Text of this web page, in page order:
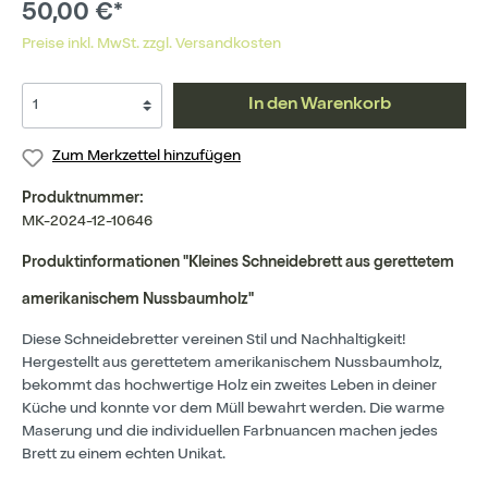
50,00 €*
Preise inkl. MwSt. zzgl. Versandkosten
In den Warenkorb
Zum Merkzettel hinzufügen
Produktnummer:
MK-2024-12-10646
Produktinformationen "Kleines Schneidebrett aus gerettetem
amerikanischem Nussbaumholz"
Diese Schneidebretter vereinen Stil und Nachhaltigkeit!
Hergestellt aus gerettetem amerikanischem Nussbaumholz,
bekommt das hochwertige Holz ein zweites Leben in deiner
Küche und konnte vor dem Müll bewahrt werden. Die warme
Maserung und die individuellen Farbnuancen machen jedes
Brett zu einem echten Unikat.